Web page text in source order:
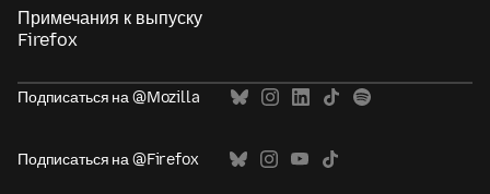
Примечания к выпуску
Firefox
Подписаться на @Mozilla
Подписаться на @Firefox